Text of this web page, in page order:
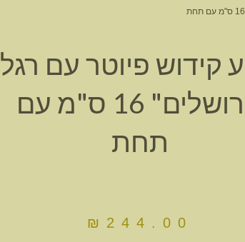
קידוש פיוטר עם רגל
"ירושלים" 16 ס"מ עם
תחת
₪ 244.00